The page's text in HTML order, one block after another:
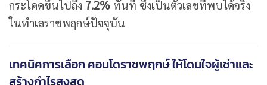
กระโดดขึ้นไปถึง 7.2% ทันที ซึ่งเป็นตัวเลขที่พบได้จริง
ในทำเลราชพฤกษ์ปัจจุบัน
เทคนิคการเลือก คอนโดราชพฤกษ์ ให้โดนใจผู้เช่าและ